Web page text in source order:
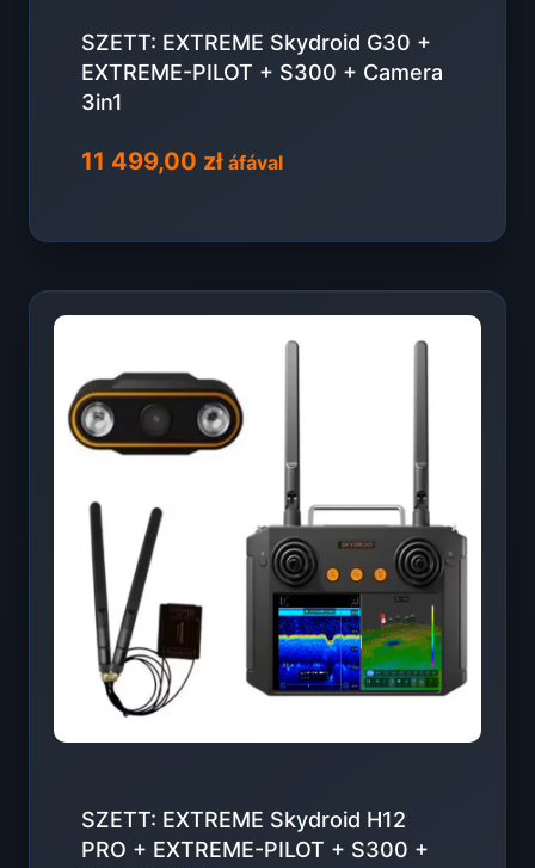
SZETT: EXTREME Skydroid G30 +
EXTREME-PILOT + S300 + Camera
3in1
11 499,00 zł áfával
SZETT: EXTREME Skydroid H12
PRO + EXTREME-PILOT + S300 +